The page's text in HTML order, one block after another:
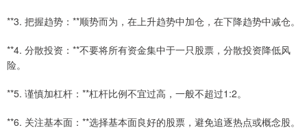
**3. 把握趋势：**顺势而为，在上升趋势中加仓，在下降趋势中减仓。
**4. 分散投资：**不要将所有资金集中于一只股票，分散投资降低风
险。
**5. 谨慎加杠杆：**杠杆比例不宜过高，一般不超过1:2。
**6. 关注基本面：**选择基本面良好的股票，避免追逐热点或概念股。